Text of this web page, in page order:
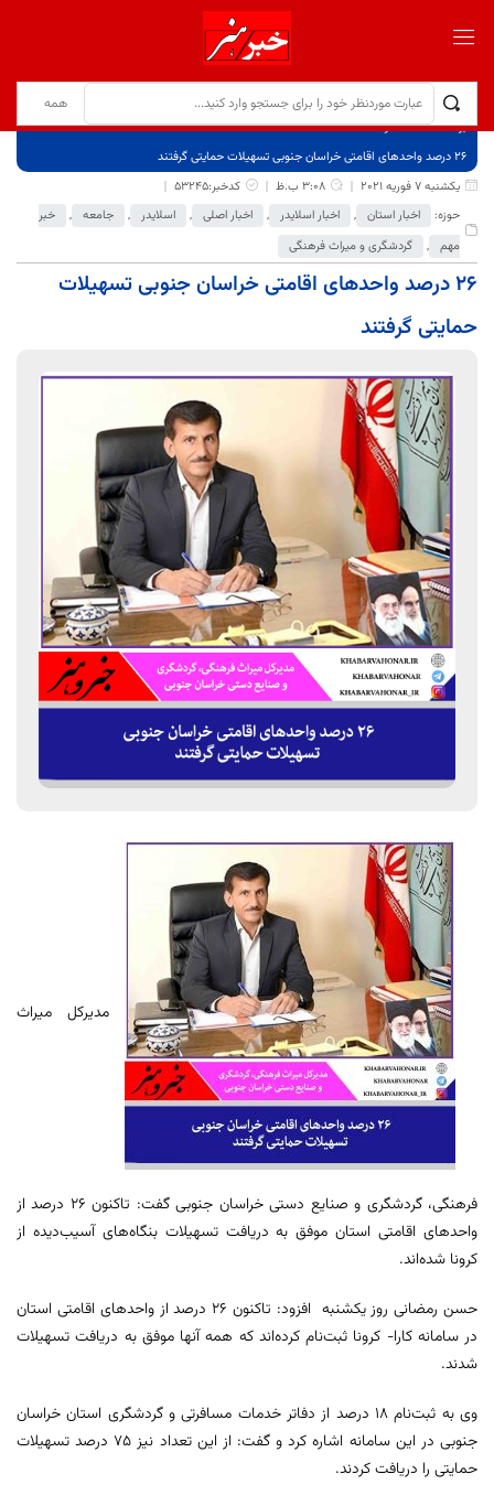
برگ نخست
نوشته‌ها
۲۶ درصد واحدهای اقامتی خراسان جنوبی تسهیلات حمایتی گرفتند
یکشنبه 7 فوریه 2021
3:08 ب.ظ
کدخبر:53245
حوزه:
اخبار استان , اخبار اسلایدر , اخبار اصلی , اسلایدر , جامعه ,
خبر
مهم , گردشگری و میراث فرهنگی
۲۶ درصد واحدهای اقامتی خراسان جنوبی تسهیلات
حمایتی گرفتند
مدیرکل میراث‌
فرهنگی، گردشگری و صنایع‌ دستی خراسان جنوبی گفت: تاکنون ۲۶ درصد از
واحدهای اقامتی استان موفق به دریافت تسهیلات بنگاه‌های آسیب‌دیده از
کرونا شده‌اند.
حسن رمضانی روز یکشنبه افزود: تاکنون ۲۶ درصد از واحدهای اقامتی استان
در سامانه کارا- کرونا ثبت‌نام کرده‌اند که همه آنها موفق به دریافت تسهیلات
شدند.
وی به ثبت‌نام ۱۸ درصد از دفاتر خدمات مسافرتی و گردشگری استان خراسان
جنوبی در این سامانه اشاره کرد و گفت: از این تعداد نیز ۷۵ درصد تسهیلات
حمایتی را دریافت کردند.